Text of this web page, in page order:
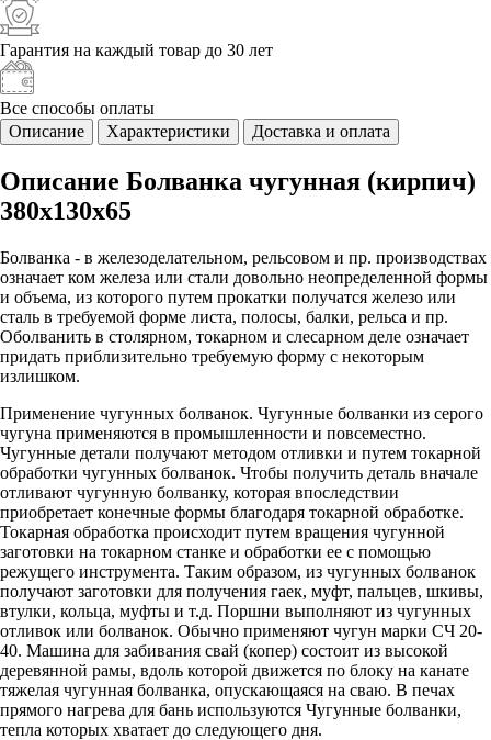
Гарантия на каждый товар до 30 лет
Все способы оплаты
Описание
Характеристики Доставка и оплата
Описание Болванка чугунная (кирпич)
380x130x65
Болванка - в железоделательном, рельсовом и пр. производствах
означает ком железа или стали довольно неопределенной формы
и объема, из которого путем прокатки получатся железо или
сталь в требуемой форме листа, полосы, балки, рельса и пр.
Оболванить в столярном, токарном и слесарном деле означает
придать приблизительно требуемую форму с некоторым
излишком.
Применение чугунных болванок. Чугунные болванки из серого
чугуна применяются в промышленности и повсеместно.
Чугунные детали получают методом отливки и путем токарной
обработки чугунных болванок. Чтобы получить деталь вначале
отливают чугунную болванку, которая впоследствии
приобретает конечные формы благодаря токарной обработке.
Токарная обработка происходит путем вращения чугунной
заготовки на токарном станке и обработки ее с помощью
режущего инструмента. Таким образом, из чугунных болванок
получают заготовки для получения гаек, муфт, пальцев, шкивы,
втулки, кольца, муфты и т.д. Поршни выполняют из чугунных
отливок или болванок. Обычно применяют чугун марки СЧ 20-
40. Машина для забивания свай (копер) состоит из высокой
деревянной рамы, вдоль которой движется по блоку на канате
тяжелая чугунная болванка, опускающаяся на сваю. В печах
прямого нагрева для бань используются Чугунные болванки,
тепла которых хватает до следующего дня.